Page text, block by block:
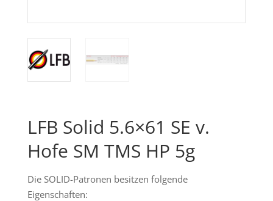
LFB Solid 5.6×61 SE v.
Hofe SM TMS HP 5g
Die SOLID-Patronen besitzen folgende
Eigenschaften: